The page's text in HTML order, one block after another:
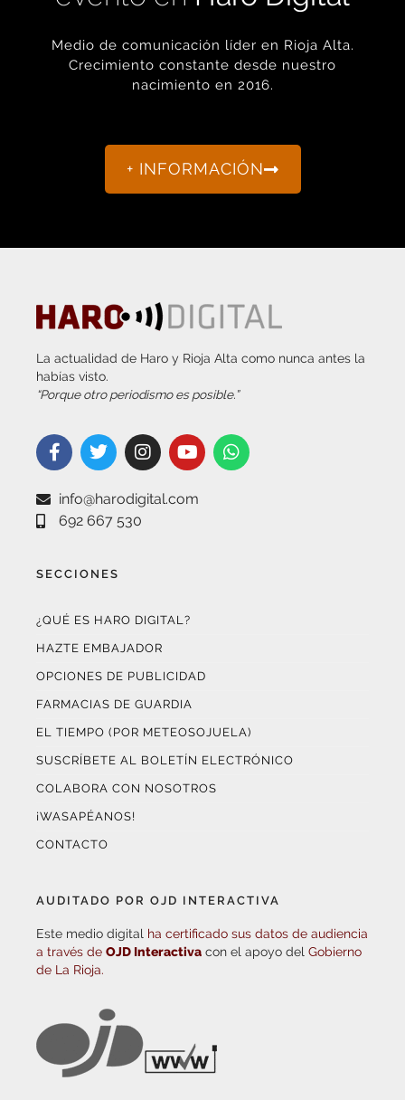
Medio de comunicación líder en Rioja Alta.
Crecimiento constante desde nuestro
nacimiento en 2016.
+ INFORMACIÓN
La actualidad de Haro y Rioja Alta como nunca antes la
habías visto.
“Porque otro periodismo es posible.”
info@harodigital.com
692 667 530
SECCIONES
¿QUÉ ES HARO DIGITAL?
HAZTE EMBAJADOR
OPCIONES DE PUBLICIDAD
FARMACIAS DE GUARDIA
EL TIEMPO (POR METEOSOJUELA)
SUSCRÍBETE AL BOLETÍN ELECTRÓNICO
COLABORA CON NOSOTROS
¡WASAPÉANOS!
CONTACTO
AUDITADO POR OJD INTERACTIVA
Este medio digital ha certificado sus datos de audiencia
a través de OJD Interactiva con el apoyo del Gobierno
de La Rioja.